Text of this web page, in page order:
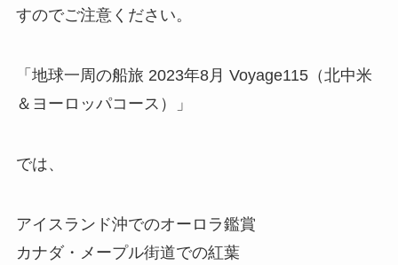
すのでご注意ください。
「地球一周の船旅 2023年8月 Voyage115（北中米
＆ヨーロッパコース）」
では、
アイスランド沖でのオーロラ鑑賞
カナダ・メープル街道での紅葉